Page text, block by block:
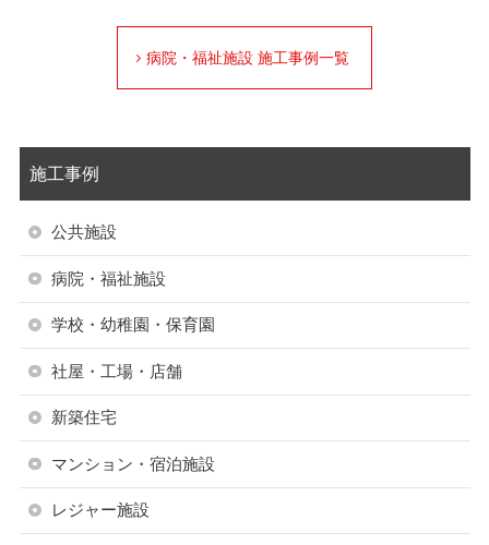
病院・福祉施設 施工事例一覧
施工事例
公共施設
病院・福祉施設
学校・幼稚園・保育園
社屋・工場・店舗
新築住宅
マンション・宿泊施設
レジャー施設